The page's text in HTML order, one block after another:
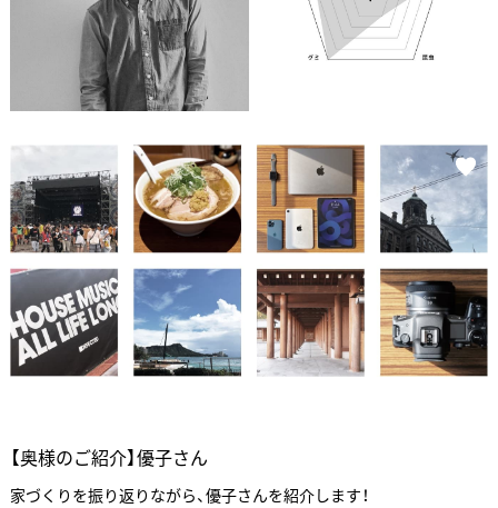
【奥様のご紹介】優子さん
家づくりを振り返りながら、優子さんを紹介します！